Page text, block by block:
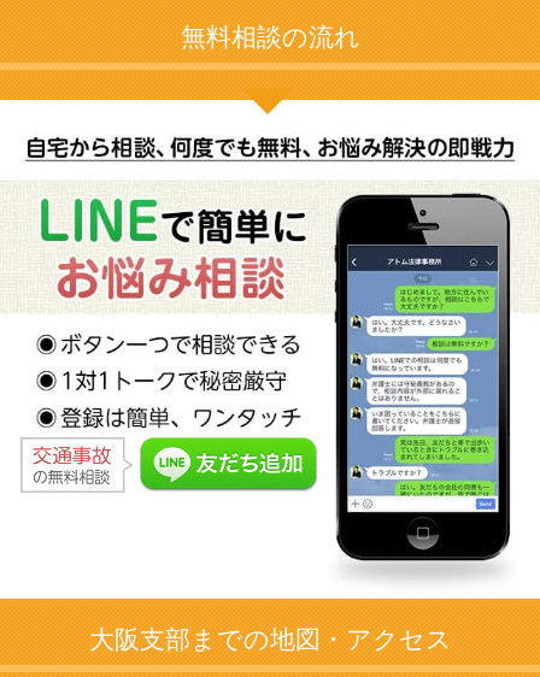
無料相談の流れ
大阪支部までの地図・アクセス